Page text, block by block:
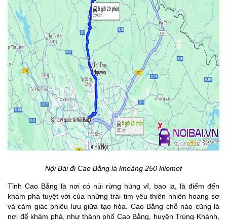
Nội Bài đi Cao Bằng là khoảng 250 kilomet
Tỉnh Cao Bằng là nơi có núi rừng hùng vĩ, bao la, là điểm đến
khám phá tuyệt vời của những trái tim yêu thiên nhiên hoang sơ
và cảm giác phiêu lưu giữa tạo hóa. Cao Bằng chỗ nào cũng là
nơi để khám phá, như thành phố Cao Bằng, huyện Trùng Khánh,